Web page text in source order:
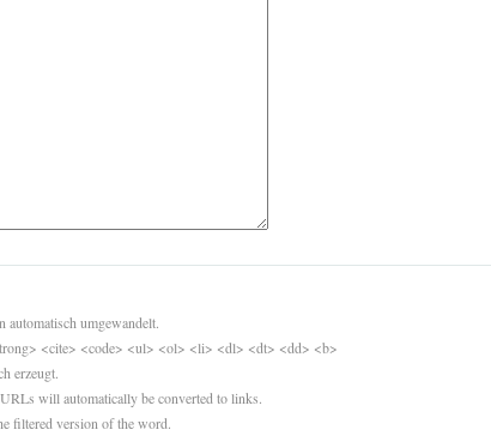
umgewandelt.
<cite> <code> <ul> <ol> <li> <dl> <dt> <dd> <b>
erzeugt.
will automatically be converted to links.
filtered version of the word.